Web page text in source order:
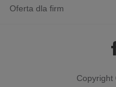
Oferta dla firm
Copyright